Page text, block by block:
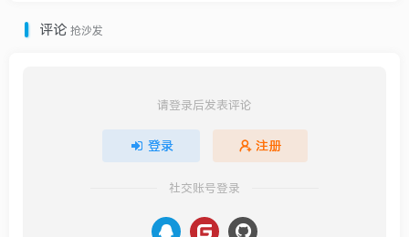
评论 抢沙发
请登录后发表评论
登录 注册
社交账号登录